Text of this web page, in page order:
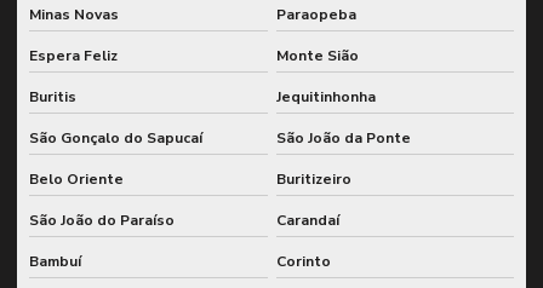
Minas Novas Paraopeba
Espera Feliz Monte Sião
Buritis Jequitinhonha
São Gonçalo do Sapucaí São João da Ponte
Belo Oriente Buritizeiro
São João do Paraíso Carandaí
Bambuí Corinto